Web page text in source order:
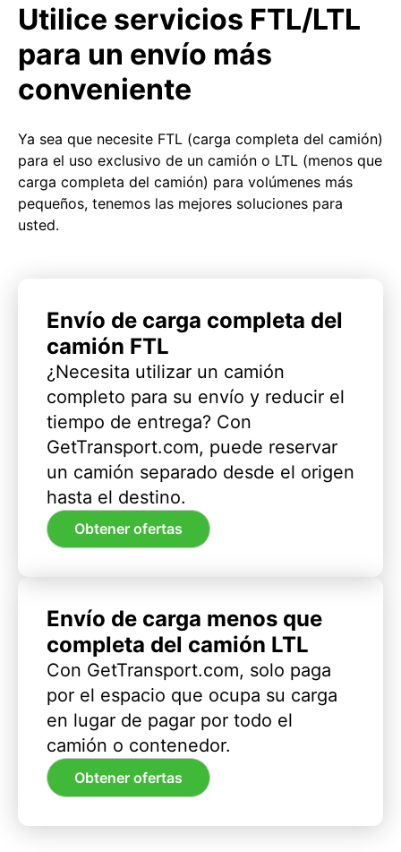
Utilice servicios FTL/LTL
para un envío más
conveniente
Ya sea que necesite FTL (carga completa del camión)
para el uso exclusivo de un camión o LTL (menos que
carga completa del camión) para volúmenes más
pequeños, tenemos las mejores soluciones para
usted.
Envío de carga completa del
camión FTL
¿Necesita utilizar un camión
completo para su envío y reducir el
tiempo de entrega? Con
GetTransport.com, puede reservar
un camión separado desde el origen
hasta el destino.
Obtener ofertas
Envío de carga menos que
completa del camión LTL
Con GetTransport.com, solo paga
por el espacio que ocupa su carga
en lugar de pagar por todo el
camión o contenedor.
Obtener ofertas